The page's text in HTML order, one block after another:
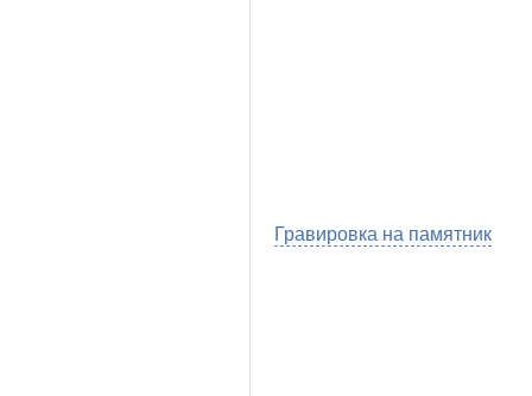
Гравировка на памятник